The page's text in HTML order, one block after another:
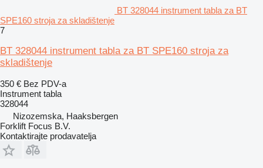
BT 328044 instrument tabla za BT
SPE160 stroja za skladištenje
7
BT 328044 instrument tabla za BT SPE160 stroja za
skladištenje
350 € Bez PDV-a
Instrument tabla
328044
Nizozemska, Haaksbergen
Forklift Focus B.V.
Kontaktirajte prodavatelja